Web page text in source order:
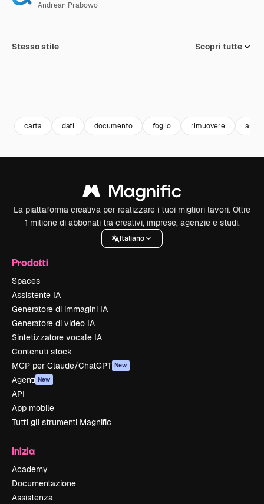
Andrean Prabowo
Stesso stile Scopri tutte
carta dati documento foglio rimuovere
La piattaforma creativa per realizzare i tuoi migliori lavori. Oltre
1 milione di abbonati tra creativi, imprese, agenzie e studi.
Italiano
Prodotti
Spaces
Assistente IA
Generatore di immagini IA
Generatore di video IA
Sintetizzatore vocale IA
Contenuti stock
MCP per Claude/ChatGPT New
Agenti New
API
App mobile
Tutti gli strumenti Magnific
Inizia
Academy
Documentazione
Assistenza